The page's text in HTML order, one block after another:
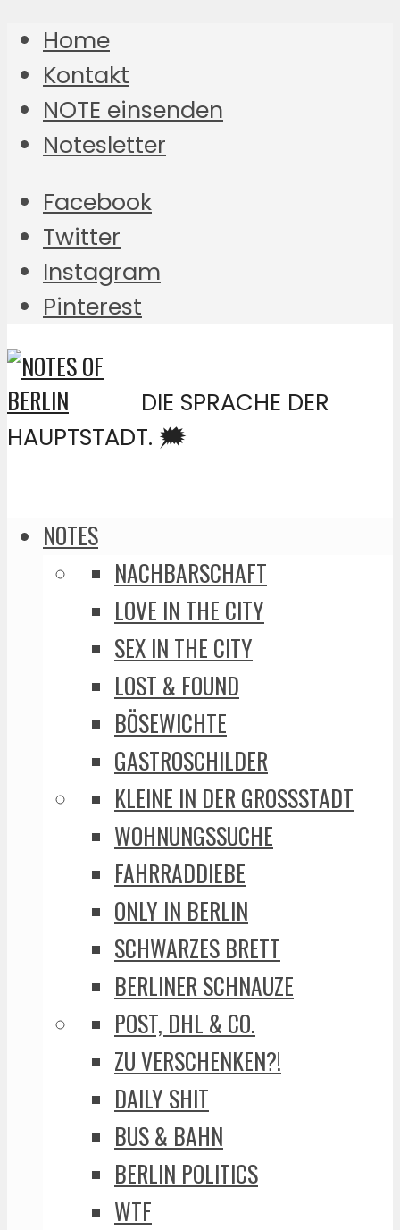
Home
Kontakt
NOTE einsenden
Notesletter
Facebook
Twitter
Instagram
Pinterest
DIE SPRACHE DER
HAUPTSTADT. 🗯️
NOTES
NACHBARSCHAFT
LOVE IN THE CITY
SEX IN THE CITY
LOST & FOUND
BÖSEWICHTE
GASTROSCHILDER
KLEINE IN DER GROSSSTADT
WOHNUNGSSUCHE
FAHRRADDIEBE
ONLY IN BERLIN
SCHWARZES BRETT
BERLINER SCHNAUZE
POST, DHL & CO.
ZU VERSCHENKEN?!
DAILY SHIT
BUS & BAHN
BERLIN POLITICS
WTF